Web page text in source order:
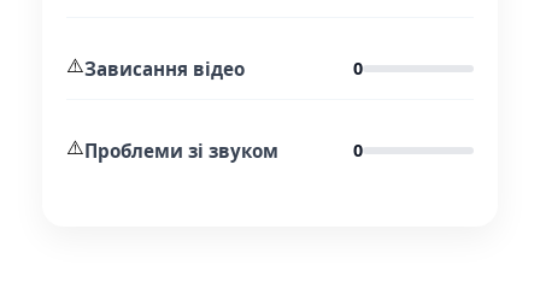
⚠️Зависання відео 0
⚠️Проблеми зі звуком 0